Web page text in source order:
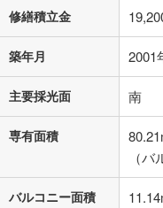
ナス時の増額分（1回分
ボーナス払いの限度額
閉じる
月々の返済額
ローン返済額 129,766円
＋修繕積立金
19,200円
「金利」については、ご利
上、ご自身での入力をお
る値は、実際の金融機関等
の金融機関等における貸出
修繕積立金
築年月 2001
主要採光面 南
専有面積
（
バルコニー面積